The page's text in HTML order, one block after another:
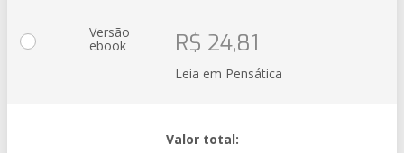
Versão
ebook R$ 24,81
Leia em Pensática
Valor total: